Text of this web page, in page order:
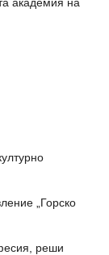
„Горско
реши